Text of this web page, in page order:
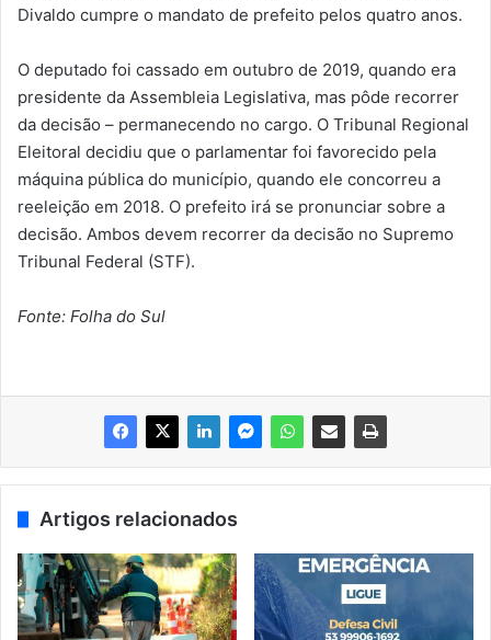
Divaldo cumpre o mandato de prefeito pelos quatro anos.
O deputado foi cassado em outubro de 2019, quando era
presidente da Assembleia Legislativa, mas pôde recorrer
da decisão – permanecendo no cargo. O Tribunal Regional
Eleitoral decidiu que o parlamentar foi favorecido pela
máquina pública do município, quando ele concorreu a
reeleição em 2018. O prefeito irá se pronunciar sobre a
decisão. Ambos devem recorrer da decisão no Supremo
Tribunal Federal (STF).
Fonte: Folha do Sul
Artigos relacionados